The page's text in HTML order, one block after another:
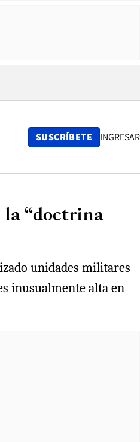
SUSCRÍBETE INGRESAR
la “doctrina
unidades militares
inusualmente alta en